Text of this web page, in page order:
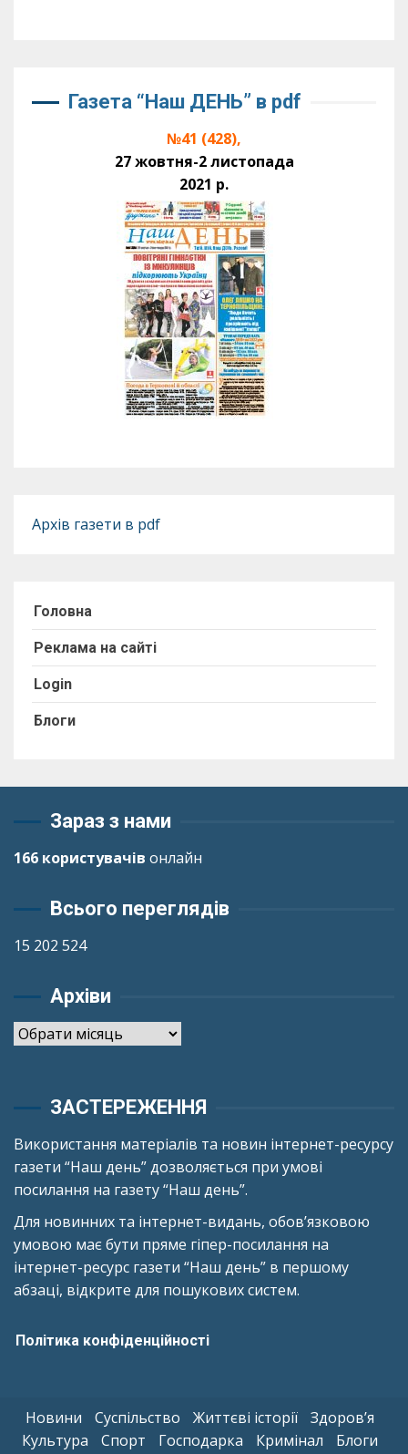
Газета “Наш ДЕНЬ” в pdf
№41 (428),
27 жовтня-2 листопада
2021 р.
Архів газети в pdf
Головна
Реклама на сайті
Login
Блоги
Зараз з нами
166 користувачів онлайн
Всього переглядів
15 202 524
Архіви
Архіви
ЗАСТЕРЕЖЕННЯ
Використання матеріалів та новин інтернет-ресурсу
газети “Наш день” дозволяється при умові
посилання на газету “Наш день”.
Для новинних та інтернет-видань, обов’язковою
умовою має бути пряме гіпер-посилання на
інтернет-ресурс газети “Наш день” в першому
абзаці, відкрите для пошукових систем.
Політика конфіденційності
Новини Суспільство Життєві історії
Здоров’я
Культура
Спорт Господарка Кримінал Блоги